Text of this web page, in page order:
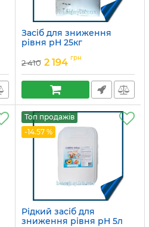
Засіб для зниження
рівня рН 25кг
2 410 2 194 грн
Топ продажів
-14.57 %
Рідкий засіб для
зниження рівня pH 5л